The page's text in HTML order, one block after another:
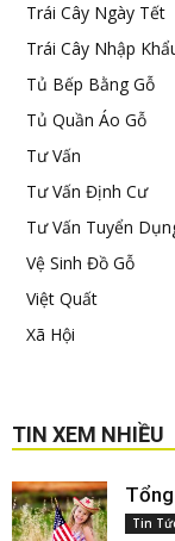
Trái Cây Ngày Tết
Trái Cây Nhập
Tủ Bếp Bằng Gỗ
Tủ Quần Áo Gỗ
Tư Vấn
Tư Vấn Định Cư
Tư Vấn Tuyển
Vệ Sinh Đồ Gỗ
Việt Quất
Xã Hội
TIN XEM NHIỀU
Tin